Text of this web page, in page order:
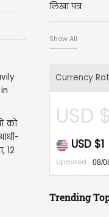
को
आंधी-
12
लिखा पत्र
Show All
Currency
$
$1 =
08/08/2026 16:30 IST
Trending